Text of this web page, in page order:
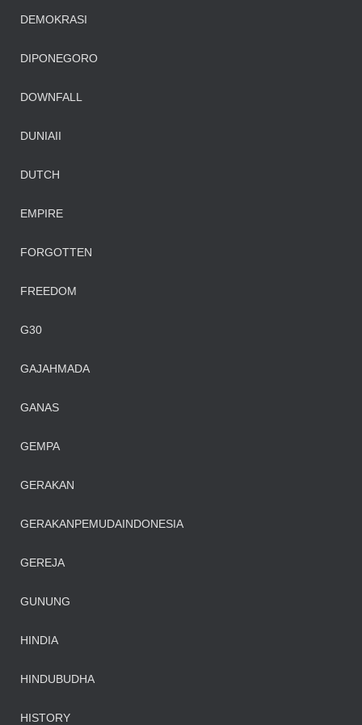
DEMOKRASI
DIPONEGORO
DOWNFALL
DUNIAII
DUTCH
EMPIRE
FORGOTTEN
FREEDOM
G30
GAJAHMADA
GANAS
GEMPA
GERAKAN
GERAKANPEMUDAINDONESIA
GEREJA
GUNUNG
HINDIA
HINDUBUDHA
HISTORY